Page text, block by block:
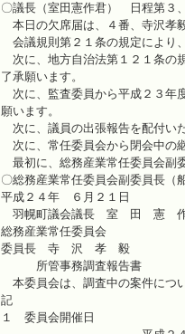
〇議長（室田憲作君） 日程第３
本日の欠席届は、４番、寺沢孝
会議規則第２１条の規定により
次に、地方自治法第１２１条の
了承願います。
次に、監査委員から平成２３年
願います。
次に、議員の出張報告を配付い
次に、常任委員会から閉会中の
最初に、総務産業常任委員会副
〇総務産業常任委員会副委員長（
平成２４年 ６月２１日
羽幌町議会議長 室 田 憲
総務産業常任委員会
委員長 寺 沢 孝 毅
所管事務調査報告書
本委員会は、調査中の案件につ
記
１ 委員会開催日 平